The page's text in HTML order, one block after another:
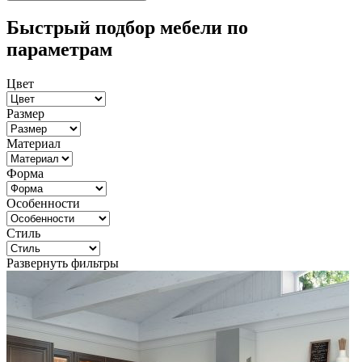
Быстрый подбор мебели по
параметрам
Цвет
Размер
Материал
Форма
Особенности
Стиль
Развернуть фильтры